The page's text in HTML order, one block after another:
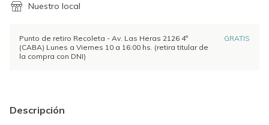
Nuestro local
Punto de retiro Recoleta - Av. Las Heras 2126 4º
(CABA) Lunes a Viernes 10 a 16:00 hs. (retira titular de
la compra con DNI)
GRATIS
Descripción